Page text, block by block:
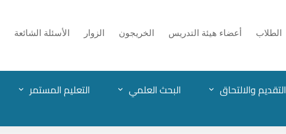
الطلاب أعضاء هيئة التدريس الخريجون الزوار الأسئلة الشائعة
التقديم والالتحاق البحث العلمي التعليم المستمر